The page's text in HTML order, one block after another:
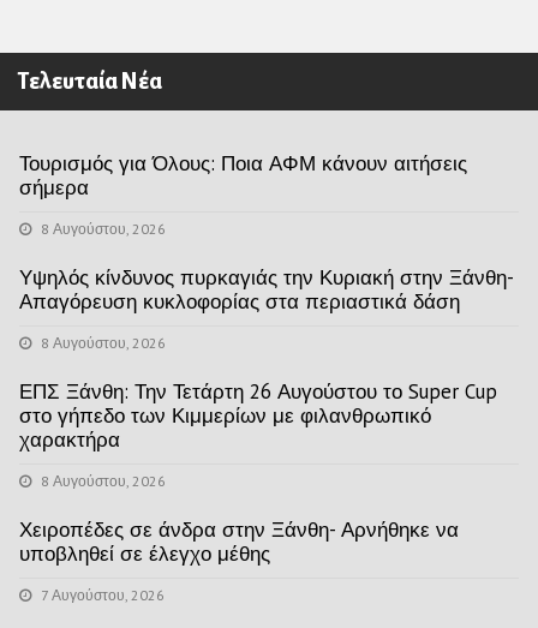
Τελευταία Νέα
Τουρισμός για Όλους: Ποια ΑΦΜ κάνουν αιτήσεις
σήμερα
8 Αυγούστου, 2026
Υψηλός κίνδυνος πυρκαγιάς την Κυριακή στην Ξάνθη-
Απαγόρευση κυκλοφορίας στα περιαστικά δάση
8 Αυγούστου, 2026
ΕΠΣ Ξάνθη: Την Τετάρτη 26 Αυγούστου το Super Cup
στο γήπεδο των Κιμμερίων με φιλανθρωπικό
χαρακτήρα
8 Αυγούστου, 2026
Χειροπέδες σε άνδρα στην Ξάνθη- Αρνήθηκε να
υποβληθεί σε έλεγχο μέθης
7 Αυγούστου, 2026